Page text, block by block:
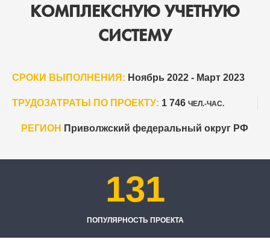
КОМПЛЕКСНУЮ УЧЕТНУЮ
СИСТЕМУ
СРОКИ ВЫПОЛНЕНИЯ: Ноябрь 2022 - Март 2023
ТРУДОЗАТРАТЫ ПО ПРОЕКТУ: 1 746 ЧЕЛ.-ЧАС.
РЕГИОН Приволжский федеральный округ РФ
131
ПОПУЛЯРНОСТЬ ПРОЕКТА